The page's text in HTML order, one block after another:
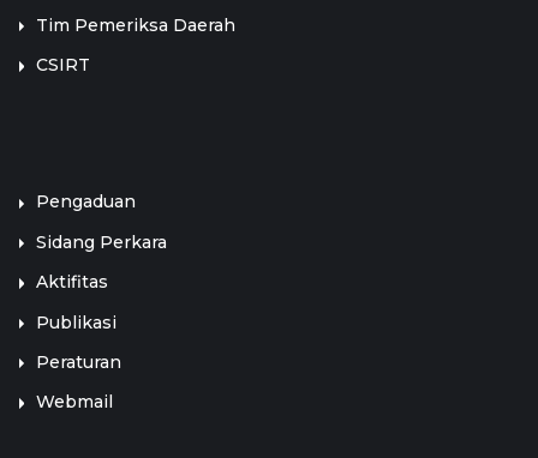
Tim Pemeriksa Daerah
CSIRT
Pengaduan
Sidang Perkara
Aktifitas
Publikasi
Peraturan
Webmail